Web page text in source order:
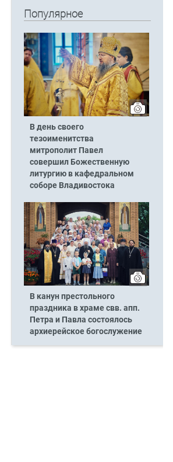
Популярное
В день своего
тезоименитства
митрополит Павел
совершил Божественную
литургию в кафедральном
соборе Владивостока
В канун престольного
праздника в храме свв. апп.
Петра и Павла состоялось
архиерейское богослужение